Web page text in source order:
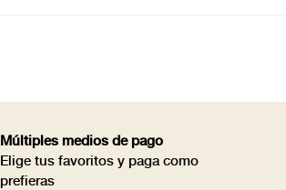
Múltiples medios de pago
Elige tus favoritos y paga como
prefieras